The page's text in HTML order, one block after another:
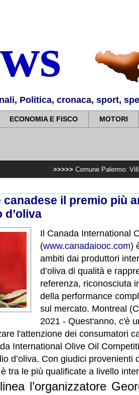
Politica, cronaca, sport,
ECONOMIA E FISCO MOTORI
Comune Palermo: Villa Sperlinga,
il premio più
Il Canada International
(www.canadaiooc.com)
ambiti dai produttori
d’oliva di qualità e
referenza, riconosciuta
della performance
sul mercato. Montreal
2021 - Quest'anno, c'è
l'attenzione dei consumatori
International Olive Oil
d’oliva. Con giudici provenienti
tra le più qualificate a livello
l’organizzatore